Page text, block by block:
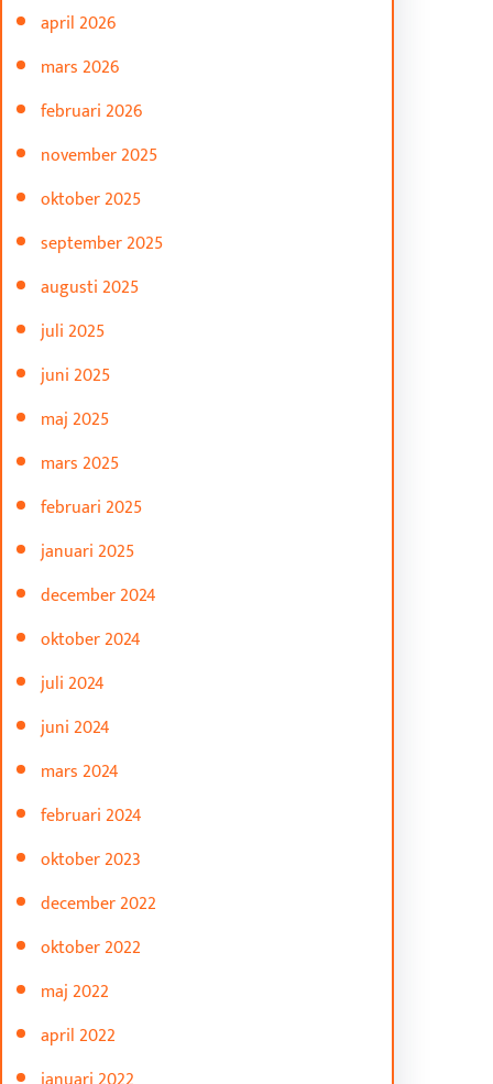
april 2026
mars 2026
februari 2026
november 2025
oktober 2025
september 2025
augusti 2025
juli 2025
juni 2025
maj 2025
mars 2025
februari 2025
januari 2025
december 2024
oktober 2024
juli 2024
juni 2024
mars 2024
februari 2024
oktober 2023
december 2022
oktober 2022
maj 2022
april 2022